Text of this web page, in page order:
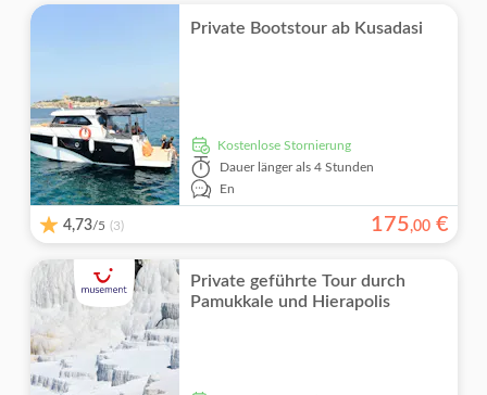
Private Bootstour ab Kusadasi
kostenlose Stornierung
Dauer länger als 4 Stunden
En
4,73/5 (3) 175,00 €
Private geführte Tour durch
Pamukkale und Hierapolis